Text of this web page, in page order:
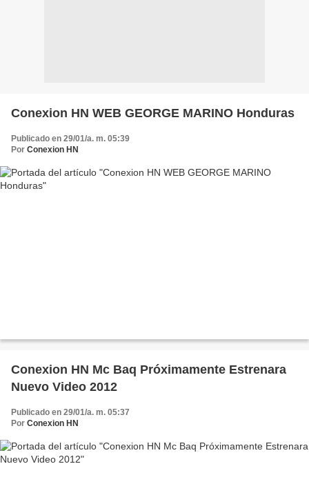
Conexion HN WEB GEORGE MARINO Honduras
Publicado en 29/01/a. m. 05:39
Por Conexion HN
Conexion HN Mc Baq Próximamente Estrenara
Nuevo Video 2012
Publicado en 29/01/a. m. 05:37
Por Conexion HN